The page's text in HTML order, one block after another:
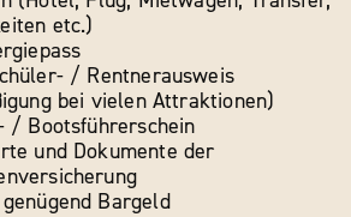
etc.)
/ Rentnerausweis
bei vielen Attraktionen)
/ Bootsführerschein
und Dokumente der
Bargeld